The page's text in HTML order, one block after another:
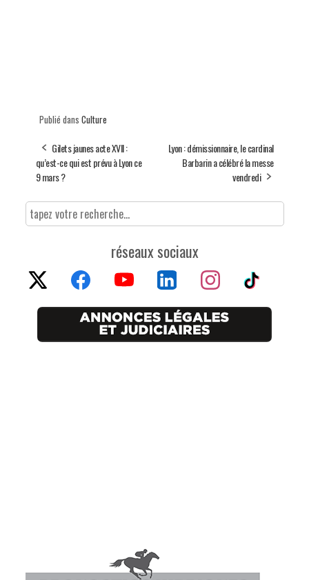
Publié dans Culture
Gilets jaunes acte XVII :
qu’est-ce qui est prévu à Lyon ce
9 mars ?
Lyon : démissionnaire, le cardinal
Barbarin a célébré la messe
vendredi
réseaux sociaux